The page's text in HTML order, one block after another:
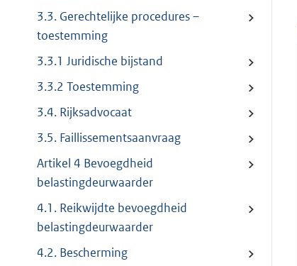
3.3. Gerechtelijke procedures –
toestemming
3.3.1 Juridische bijstand
3.3.2 Toestemming
3.4. Rijksadvocaat
3.5. Faillissementsaanvraag
Artikel 4 Bevoegdheid
belastingdeurwaarder
4.1. Reikwijdte bevoegdheid
belastingdeurwaarder
4.2. Bescherming